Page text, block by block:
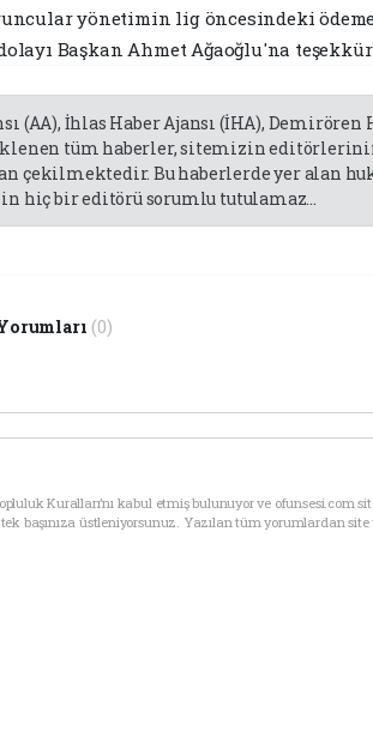
yönetimin lig öncesindeki
Başkan Ahmet Ağaoğlu'na
(AA), İhlas Haber Ajansı (İHA), Demirören
tüm haberler, sitemizin
çekilmektedir. Bu haberlerde yer alan
hiç bir editörü sorumlu tutulamaz...
(0)
Kuralları’nı kabul etmiş bulunuyor ve ofunsesi.com
başınıza üstleniyorsunuz. Yazılan tüm yorumlardan